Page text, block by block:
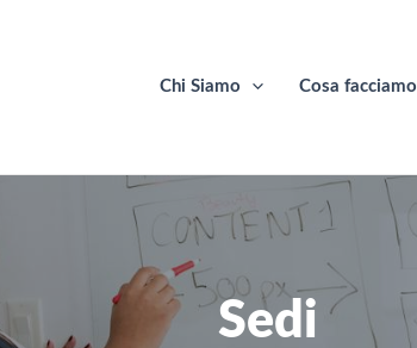
Chi Siamo Cosa facciamo
Sedi